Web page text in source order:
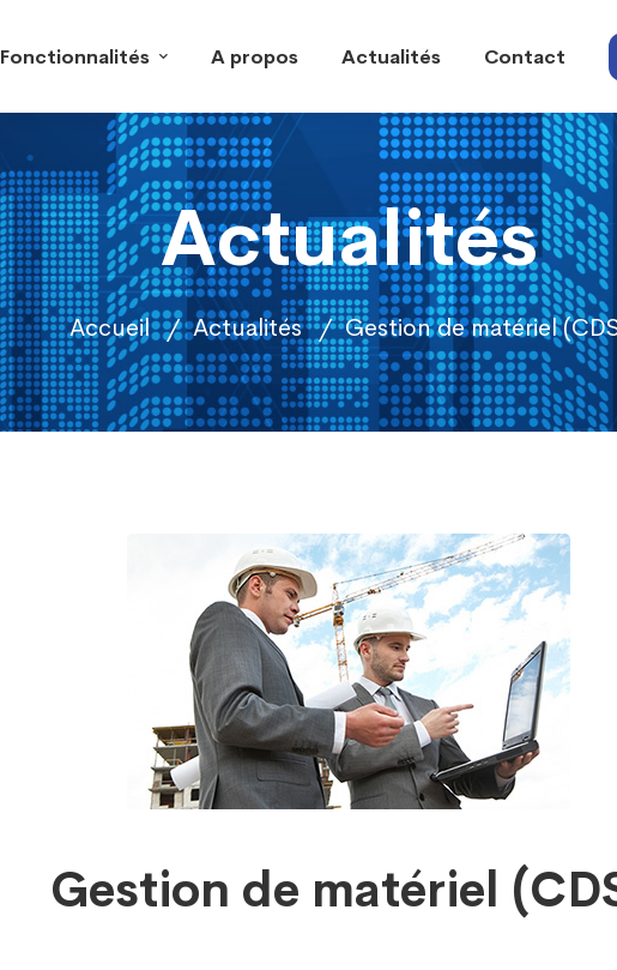
Fonctionnalités A propos Actualités Contact
Actualités
Accueil Actualités Gestion de matériel
Gestion de matériel